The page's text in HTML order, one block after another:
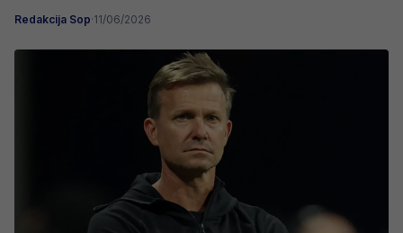
Redakcija Sop·11/06/2026